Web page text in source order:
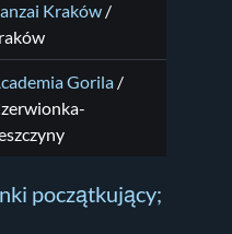
Kraków /
Gorila /
początkujący;